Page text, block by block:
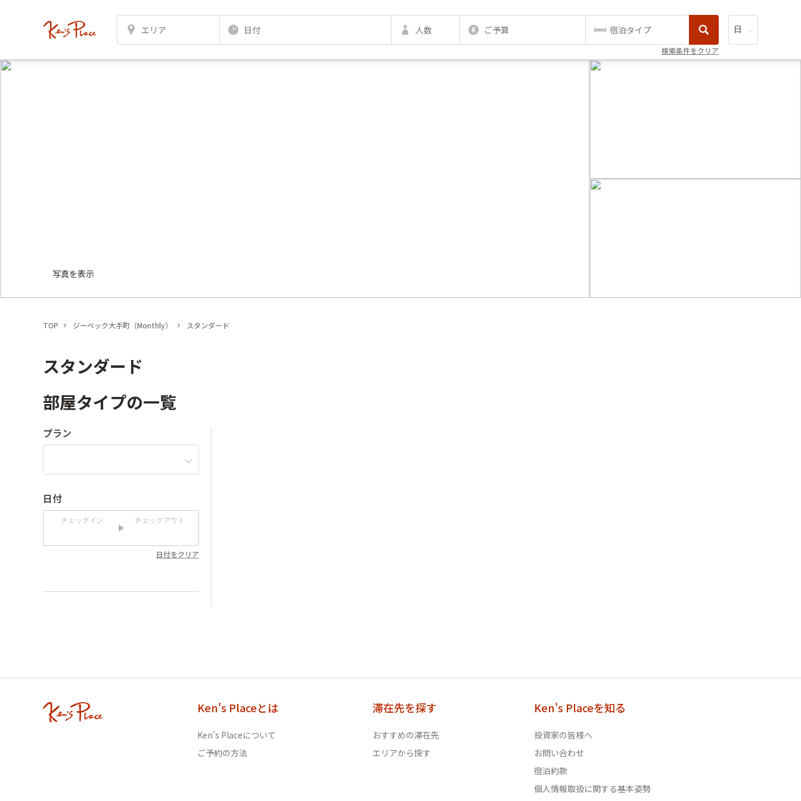
エリア 日付 人数 ご予算 宿泊タイプ
検索条件をクリア
写真を表示
TOP ジーベック大手町（Monthly） スタンダード
スタンダード
部屋タイプの一覧
プラン
日付
チェックイン チェックアウト
日付をクリア
Ken's Placeとは
Ken's Placeについて
ご予約の方法
滞在先を探す
おすすめの滞在先
エリアから探す
Ken's Placeを知る
投資家の皆様へ
お問い合わせ
宿泊約款
個人情報取扱に関する基本姿勢